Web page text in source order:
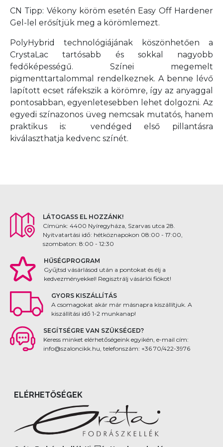
CN Tipp: Vékony köröm esetén Easy Off Hardener
Gel-lel erősítjük meg a körömlemezt.
PolyHybrid technológiájának köszönhetően a
CrystaLac tartósabb és sokkal nagyobb
fedőképességű. Színei megemelt
pigmenttartalommal rendelkeznek. A benne lévő
lapított ecset ráfekszik a körömre, így az anyaggal
pontosabban, egyenletesebben lehet dolgozni. Az
egyedi színazonos üveg nemcsak mutatós, hanem
praktikus is: vendéged első pillantásra
kiválaszthatja kedvenc színét.
LÁTOGASS EL HOZZÁNK!
Címünk: 4400 Nyíregyháza, Szarvas utca 28.
Nyitvatartási idő: hétköznapokon 08:00 - 17:00,
szombaton: 8:00 - 12:30
HŰSÉGPROGRAM
Gyűjtsd vásárlásod után a pontokat és élj a
kedvezményekkel! Regisztrálj vásárlói fiókot!
GYORS KISZÁLLÍTÁS
A csomagokat akár már másnapra kiszállítjuk. A
kiszállítási idő 1-2 munkanap!
SEGÍTSÉGRE VAN SZÜKSÉGED?
Keress minket elérhetőségeink egyikén, e-mail cím:
info@szaloncikk.hu, telefonszám: +36 70/422-3976
ELÉRHETŐSÉGEK